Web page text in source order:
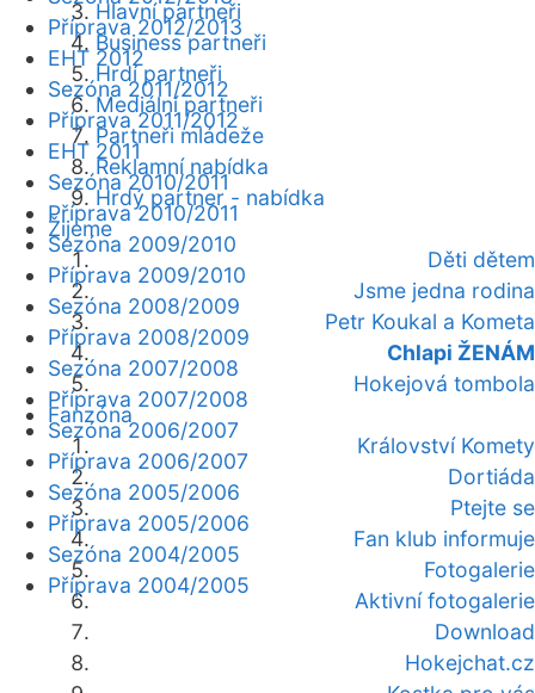
Hlavní partneři
Business partneři
Hrdí partneři
Mediální partneři
Partneři mládeže
Reklamní nabídka
Hrdý partner - nabídka
Žijeme
Děti dětem
Jsme jedna rodina
Petr Koukal a Kometa
Chlapi ŽENÁM
Hokejová tombola
Fanzóna
Království Komety
Dortiáda
Ptejte se
Fan klub informuje
Fotogalerie
Aktivní fotogalerie
Download
Hokejchat.cz
Příprava 2012/2013
EHT 2012
Sezóna 2011/2012
Příprava 2011/2012
EHT 2011
Sezóna 2010/2011
Příprava 2010/2011
Sezóna 2009/2010
Příprava 2009/2010
Sezóna 2008/2009
Příprava 2008/2009
Sezóna 2007/2008
Příprava 2007/2008
Sezóna 2006/2007
Příprava 2006/2007
Sezóna 2005/2006
Příprava 2005/2006
Sezóna 2004/2005
Příprava 2004/2005